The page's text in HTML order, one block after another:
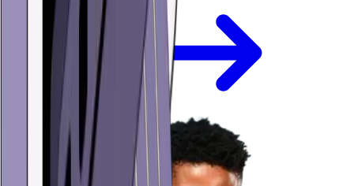
Tải ứng dụng về